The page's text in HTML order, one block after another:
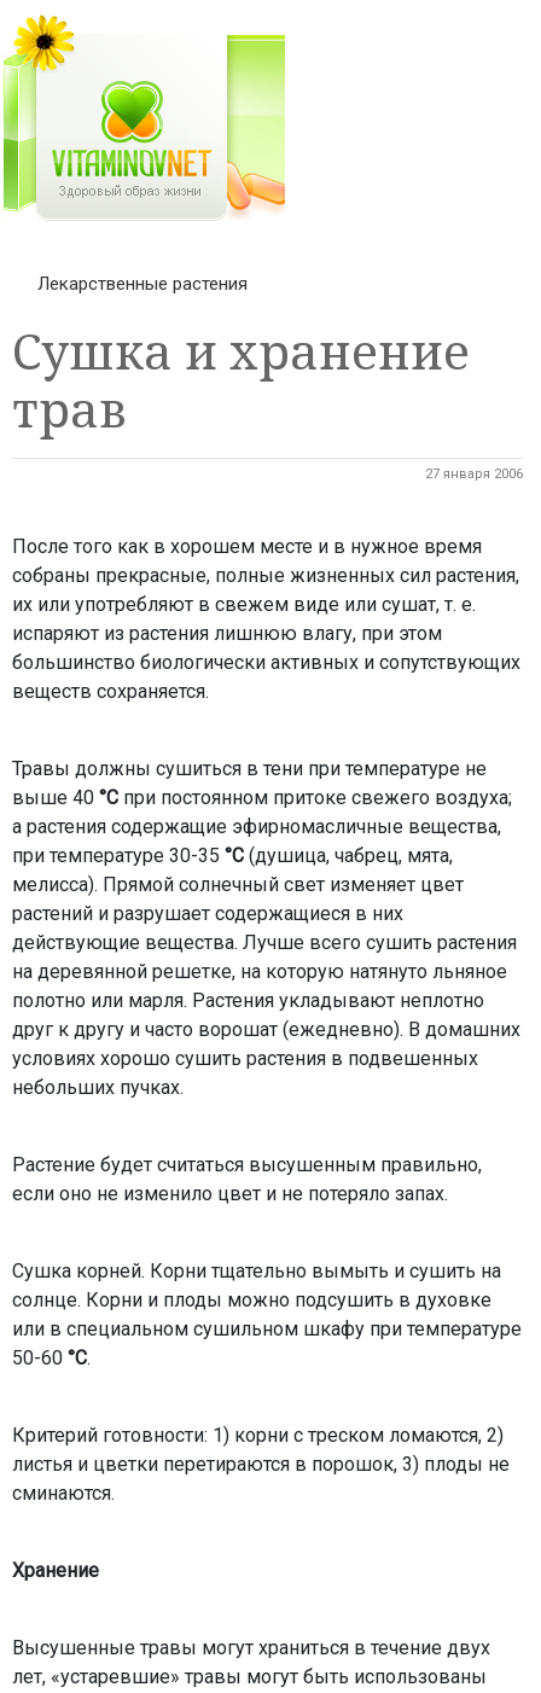
Лекарственные растения
Сушка и хранение
трав
27 января 2006
После того как в хорошем месте и в нужное время
собраны прекрасные, полные жизненных сил растения,
их или употребляют в свежем виде или сушат, т. е.
испаряют из растения лишнюю влагу, при этом
большинство биологически активных и сопутствующих
веществ сохраняется.
Травы должны сушиться в тени при температуре не
выше 40 °С при постоянном притоке свежего воздуха;
а растения содержащие эфирномасличные вещества,
при температуре 30-35 °С (душица, чабрец, мята,
мелисса). Прямой солнечный свет изменяет цвет
растений и разрушает содержащиеся в них
действующие вещества. Лучше всего сушить растения
на деревянной решетке, на которую натянуто льняное
полотно или марля. Растения укладывают неплотно
друг к другу и часто ворошат (ежедневно). В домашних
условиях хорошо сушить растения в подвешенных
небольших пучках.
Растение будет считаться высушенным правильно,
если оно не изменило цвет и не потеряло запах.
Сушка корней. Корни тщательно вымыть и сушить на
солнце. Корни и плоды можно подсушить в духовке
или в специальном сушильном шкафу при температуре
50-60 °С.
Критерий готовности: 1) корни с треском ломаются, 2)
листья и цветки перетираются в порошок, 3) плоды не
сминаются.
Хранение
Высушенные травы могут храниться в течение двух
лет, «устаревшие» травы могут быть использованы